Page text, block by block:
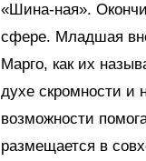
«Шина-ная».
сфере. Младшая
Марго, как их
духе скромности и
возможности
размещается в